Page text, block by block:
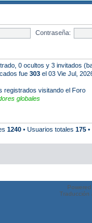
Contraseña:
0 ocultos y 3 invitados
fue 303 el 03 Vie Jul,
registrados visitando el Foro
globales
1240 • Usuarios totales 175
Traducción